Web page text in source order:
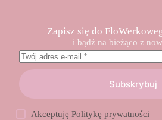
Zapisz się do
i bądź na bieżąco z
Subskrybuj
AkceptujęPolitykę prywatności